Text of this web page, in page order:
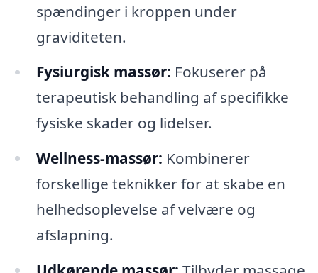
spændinger i kroppen under
graviditeten.
Fysiurgisk massør: Fokuserer på
terapeutisk behandling af specifikke
fysiske skader og lidelser.
Wellness-massør: Kombinerer
forskellige teknikker for at skabe en
helhedsoplevelse af velvære og
afslapning.